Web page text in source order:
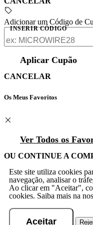
Adicionar um Código de
INSERIR CÓDIGO
Aplicar Cupão
CANCELAR
Os Meus Favoritos
Ver Todos os
OU CONTINUE A
Este site utiliza cookies
navegação, analisar o
Ao clicar em "Aceitar",
cookies. Saiba mais na
Aceitar